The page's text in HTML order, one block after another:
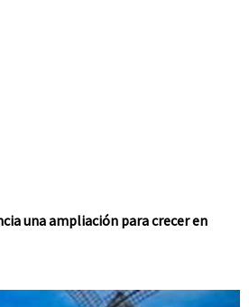
una ampliación para crecer en